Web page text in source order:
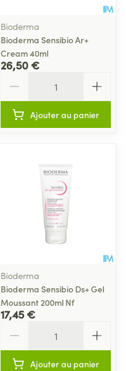
Bioderma
Bioderma Sensibio Ar+
Cream 40ml
26,50 €
Ajouter au panier
Bioderma
Bioderma Sensibio Ds+ Gel
Moussant 200ml Nf
17,45 €
Ajouter au panier